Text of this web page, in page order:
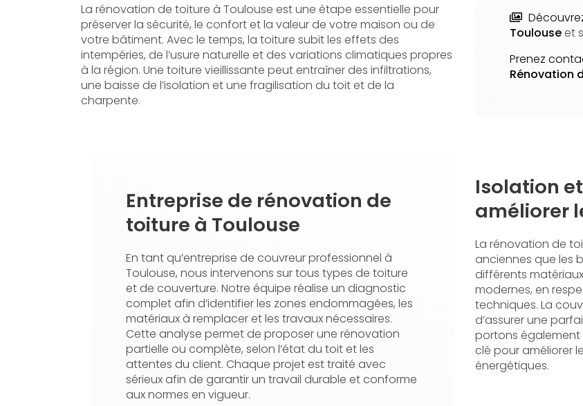
La rénovation de toiture à Toulouse est une étape essentielle pour
préserver la sécurité, le confort et la valeur de votre maison ou de
votre bâtiment. Avec le temps, la toiture subit les effets des
intempéries, de l’usure naturelle et des variations climatiques propres
à la région. Une toiture vieillissante peut entraîner des infiltrations,
une baisse de l’isolation et une fragilisation du toit et de la
charpente.
Toulouseet
Prenez
Rénovation
Entreprise de rénovation de
toiture à Toulouse
En tant qu’entreprise de couvreur professionnel à
Toulouse, nous intervenons sur tous types de toiture
et de couverture. Notre équipe réalise un diagnostic
complet afin d’identifier les zones endommagées, les
matériaux à remplacer et les travaux nécessaires.
Cette analyse permet de proposer une rénovation
partielle ou complète, selon l’état du toit et les
attentes du client. Chaque projet est traité avec
sérieux afin de garantir un travail durable et conforme
aux normes en vigueur.
Isolation
améliorer
La rénovation de
anciennes que les
différents
modernes, en
techniques. La
d’assurer une
portons également
clé pour améliorer
énergétiques.